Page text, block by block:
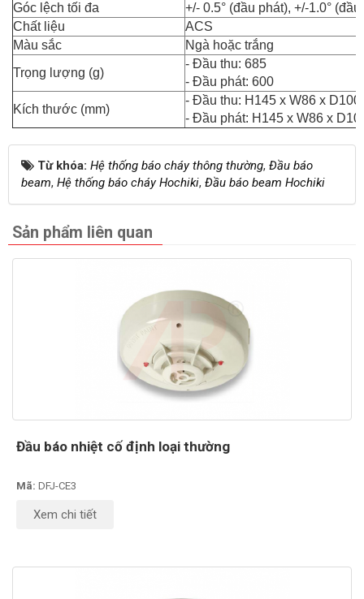
Góc lệch tối đa
+/- 0.5° (đầu phát), +/-1.0° (đầu
Chất liệu
ACS
Màu sắc
Ngà hoặc trắng
Trọng lượng (g)
- Đầu thu: 685
- Đầu phát: 600
Kích thước (mm)
- Đầu thu: H145 x W86 x D100
- Đầu phát: H145 x W86 x
Từ khóa: Hệ thống báo cháy thông thường, Đầu báo
beam, Hệ thống báo cháy Hochiki, Đầu báo beam Hochiki
Sản phẩm liên quan
Đầu báo nhiệt cố định loại thường
Mã: DFJ-CE3
Xem chi tiết